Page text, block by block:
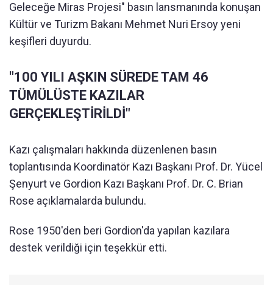
Geleceğe Miras Projesi" basın lansmanında konuşan
Kültür ve Turizm Bakanı Mehmet Nuri Ersoy yeni
keşifleri duyurdu.
"100 YILI AŞKIN SÜREDE TAM 46
TÜMÜLÜSTE KAZILAR
GERÇEKLEŞTİRİLDİ"
Kazı çalışmaları hakkında düzenlenen basın
toplantısında Koordinatör Kazı Başkanı Prof. Dr. Yücel
Şenyurt ve Gordion Kazı Başkanı Prof. Dr. C. Brian
Rose açıklamalarda bulundu.
Rose 1950'den beri Gordion'da yapılan kazılara
destek verildiği için teşekkür etti.